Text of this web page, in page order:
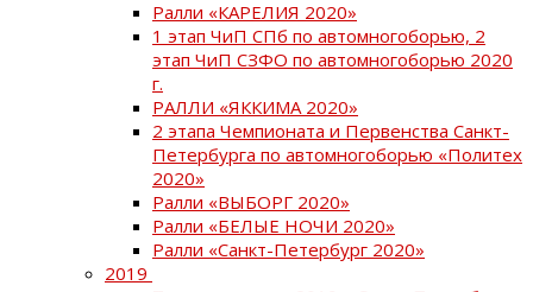
Ралли «КАРЕЛИЯ 2020»
1 этап ЧиП СПб по автомногоборью, 2
этап ЧиП СЗФО по автомногоборью 2020
г.
РАЛЛИ «ЯККИМА 2020»
2 этапа Чемпионата и Первенства Санкт-
Петербурга по автомногоборью «Политех
2020»
Ралли «ВЫБОРГ 2020»
Ралли «БЕЛЫЕ НОЧИ 2020»
Ралли «Санкт-Петербург 2020»
2019